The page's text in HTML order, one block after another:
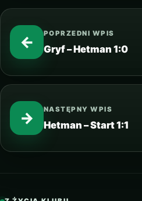
← POPRZEDNI WPIS
Gryf – Hetman 1:0
NASTĘPNY WPIS
Hetman – Start 1:1
→